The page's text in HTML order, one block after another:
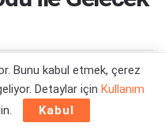
01/2025 18:57
Bunu kabul etmek, çerez
Detaylar için Kullanım
Kabul